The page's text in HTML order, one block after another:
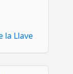
la Llave